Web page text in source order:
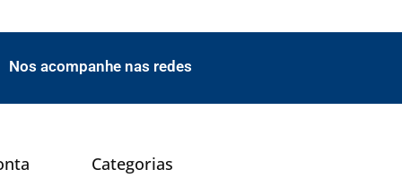
Nos acompanhe nas redes
Categorias